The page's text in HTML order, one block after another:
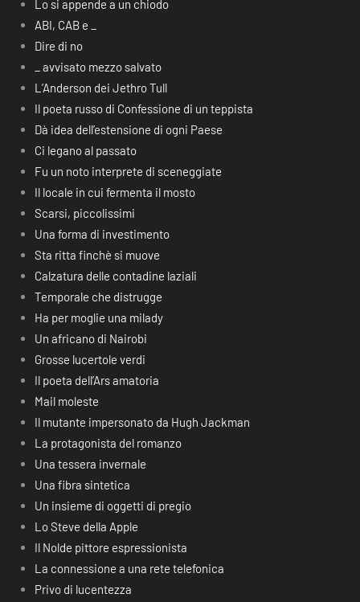
Lo si appende a un chiodo
ABI, CAB e _
Dire di no
_ avvisato mezzo salvato
L’Anderson dei Jethro Tull
Il poeta russo di Confessione di un teppista
Dà idea dell’estensione di ogni Paese
Ci legano al passato
Fu un noto interprete di sceneggiate
Il locale in cui fermenta il mosto
Scarsi, piccolissimi
Una forma di investimento
Sta ritta finchè si muove
Calzatura delle contadine laziali
Temporale che distrugge
Ha per moglie una milady
Un africano di Nairobi
Grosse lucertole verdi
Il poeta dell’Ars amatoria
Mail moleste
Il mutante impersonato da Hugh Jackman
La protagonista del romanzo
Una tessera invernale
Una fibra sintetica
Un insieme di oggetti di pregio
Lo Steve della Apple
Il Nolde pittore espressionista
La connessione a una rete telefonica
Privo di lucentezza